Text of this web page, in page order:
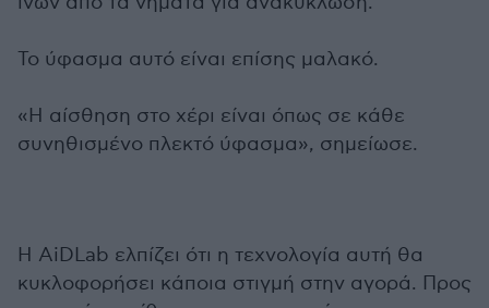
Το ύφασμα αυτό είναι επίσης μαλακό.
«Η αίσθηση στο χέρι είναι όπως σε κάθε
συνηθισμένο πλεκτό ύφασμα», σημείωσε.
Η AiDLab ελπίζει ότι η τεχνολογία αυτή θα
κυκλοφορήσει κάποια στιγμή στην αγορά. Προς